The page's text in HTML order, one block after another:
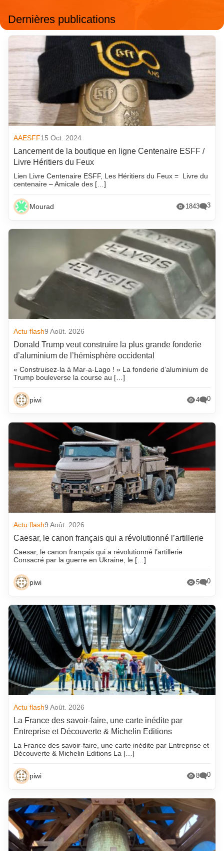
Dernières publications
AAESFF15 Oct. 2024
Lancement de la boutique en ligne Centenaire ESFF /
Livre Héritiers du Feux
Lien Livre Centenaire ESFF, Les Héritiers du Feux = Livre du
centenaire – Amicale des […]
Mourad 1843 3
Actu flash9 Août. 2026
Donald Trump veut construire la plus grande fonderie
d’aluminium de l’hémisphère occidental
« Construisez-la à Mar-a-Lago ! » La fonderie d’aluminium de
Trump bouleverse la course au […]
piwi 4 0
Actu flash9 Août. 2026
Caesar, le canon français qui a révolutionné l’artillerie
Caesar, le canon français qui a révolutionné l’artillerie
Consacré par la guerre en Ukraine, le […]
piwi 5 0
Actu flash9 Août. 2026
La France des savoir-faire, une carte inédite par
Entreprise et Découverte & Michelin Editions
La France des savoir-faire, une carte inédite par Entreprise et
Découverte & Michelin Editions La […]
piwi 8 0